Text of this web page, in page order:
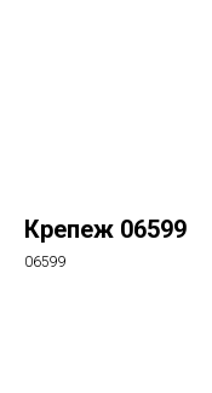
Крепеж 06599
06599